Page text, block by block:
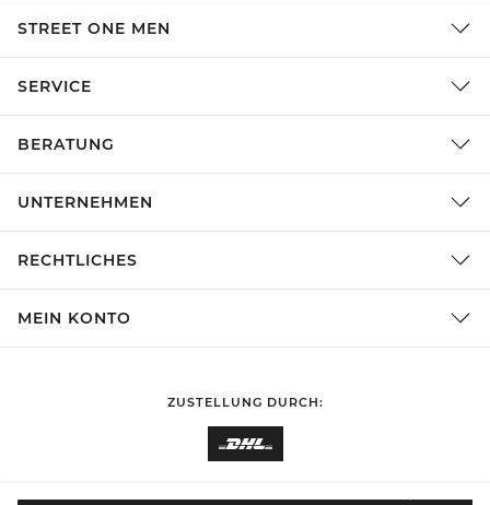
STREET ONE MEN
SERVICE
BERATUNG
UNTERNEHMEN
RECHTLICHES
MEIN KONTO
ZUSTELLUNG DURCH: